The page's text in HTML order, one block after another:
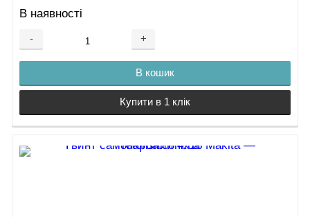
В наявності
- +
В кошик
Купити в 1 клік